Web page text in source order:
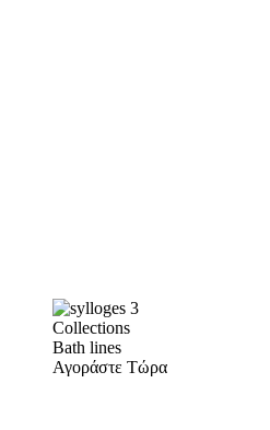
Collections
Bath lines
Αγοράστε Τώρα